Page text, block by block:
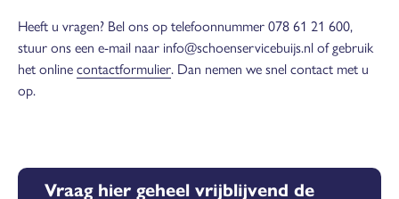
Heeft u vragen? Bel ons op telefoonnummer 078 61 21 600,
stuur ons een e-mail naar info@schoenservicebuijs.nl of gebruik
het online contactformulier. Dan nemen we snel contact met u
op.
Vraag hier geheel vrijblijvend de